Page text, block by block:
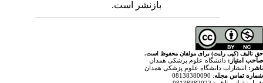
محفوظ است.
همدان
پزشکی همدان